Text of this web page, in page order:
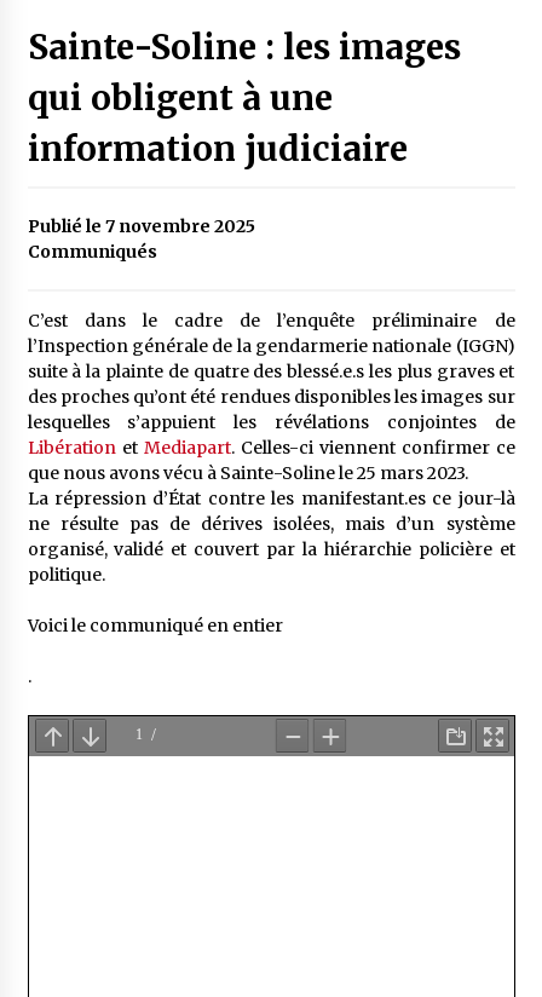
Sainte-Soline : les images
qui obligent à une
information judiciaire
Publié le 7 novembre 2025
Communiqués
C’est dans le cadre de l’enquête préliminaire de
l’Inspection générale de la gendarmerie nationale (IGGN)
suite à la plainte de quatre des blessé.e.s les plus graves et
des proches qu’ont été rendues disponibles les images sur
lesquelles s’appuient les révélations conjointes de
Libérationet Mediapart. Celles-ci viennent confirmer ce
que nous avons vécu à Sainte-Soline le 25 mars 2023.
La répression d’État contre les manifestant.es ce jour-là
ne résulte pas de dérives isolées, mais d’un système
organisé, validé et couvert par la hiérarchie policière et
politique.
Voici le communiqué en entier
.